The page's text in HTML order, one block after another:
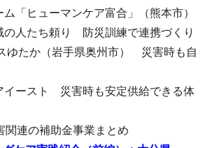
「ヒューマンケア富合」（熊本市）
人たち頼り 防災訓練で連携づくり
たか（岩手県奥州市） 災害時も自
ースト 災害時も安定供給できる体
関連の補助金事業まとめ